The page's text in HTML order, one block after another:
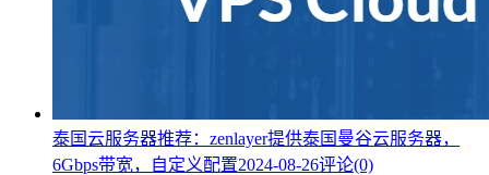
泰国云服务器推荐：zenlayer提供泰国曼谷云服务器，
6Gbps带宽，自定义配置2024-08-26评论(0)